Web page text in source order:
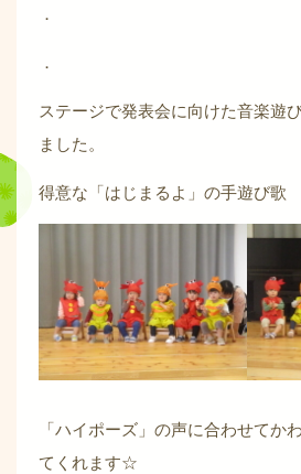
．
．
ステージで発表会に向けた音楽遊
ました。
得意な「はじまるよ」の手遊び歌
「ハイポーズ」の声に合わせてか
てくれます☆